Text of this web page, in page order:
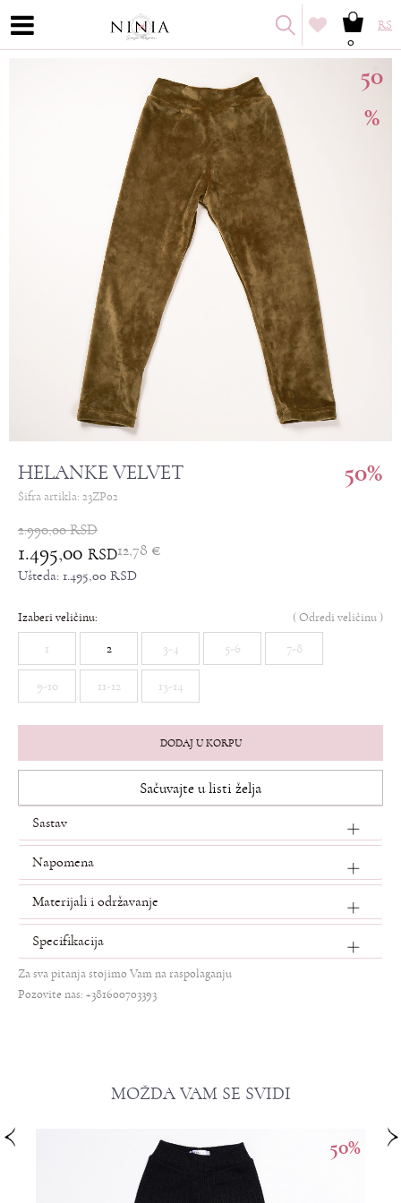
RS
0
50
%
HELANKE VELVET
Šifra artikla: 23ZP02
50%
2.990,00RSD
1.495,00 RSD12,78 €
Ušteda: 1.495,00 RSD
Izaberi veličinu: (Odredi veličinu )
1 2 3-4 5-6 7-8
9-10 11-12 13-14
DODAJ U KORPU
Sačuvajte u listi želja
Sastav
Napomena
Materijali i održavanje
Specifikacija
Za sva pitanja stojimo Vam na raspolaganju
Pozovite nas: +381600703393
MOŽDA VAM SE SVIDI
50%